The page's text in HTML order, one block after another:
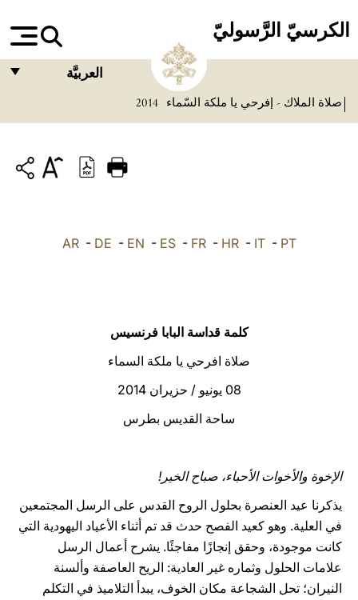
الكرسيّ الرَّسوليّ
العربيَّة
ITALIANO
صلاة الملاك - إفرحي يا ملكة السّماء 2014
AR- DE - EN - ES- FR- HR- IT- PT
كلمة قداسة البابا فرنسيس
صلاة افرحي يا ملكة السماء
08 يونيو / حزيران 2014
ساحة القديس بطرس
الإخوة والأخوات الأحباء، صباح الخير!
يذكرنا عيد العنصرة بحلول الروح القدس على الرسل المجتمعين
في العلية. وهو كعيد الفصح حدث قد تم أثناء الأعياد اليهودية التي
كانت موجودة، وحقق إنجازًا مفاجئًا. يشرح أعمال الرسل
علامات الحلول وثماره غير العادية: الريح العاصفة وألسنة
النيران؛ تحل الشجاعة مكان الخوف، يبدأ التلاميذ في التكلم